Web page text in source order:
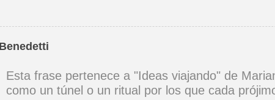
pa' que vuelen como pájaros.( Víctor Jara)
Violeta Parra ) *En la tranquilidad hay salud,
contigo mismo por la eternidad. ( Facundo
queda un terreno baldío que quiere el tiempo
Esta frase pertenece a "Ideas viajando" de
como un túnel o un ritual por los que cada